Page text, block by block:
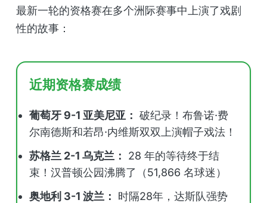
最新一轮的资格赛在多个洲际赛事中上演了戏剧
性的故事：
近期资格赛成绩
葡萄牙 9-1 亚美尼亚： 破纪录！布鲁诺·费
尔南德斯和若昂·内维斯双双上演帽子戏法！
苏格兰 2-1 乌克兰：
28 年的等待终于结
束！汉普顿公园沸腾了（51,866 名球迷）
奥地利 3-1 波兰：
时隔28年，达斯队强势